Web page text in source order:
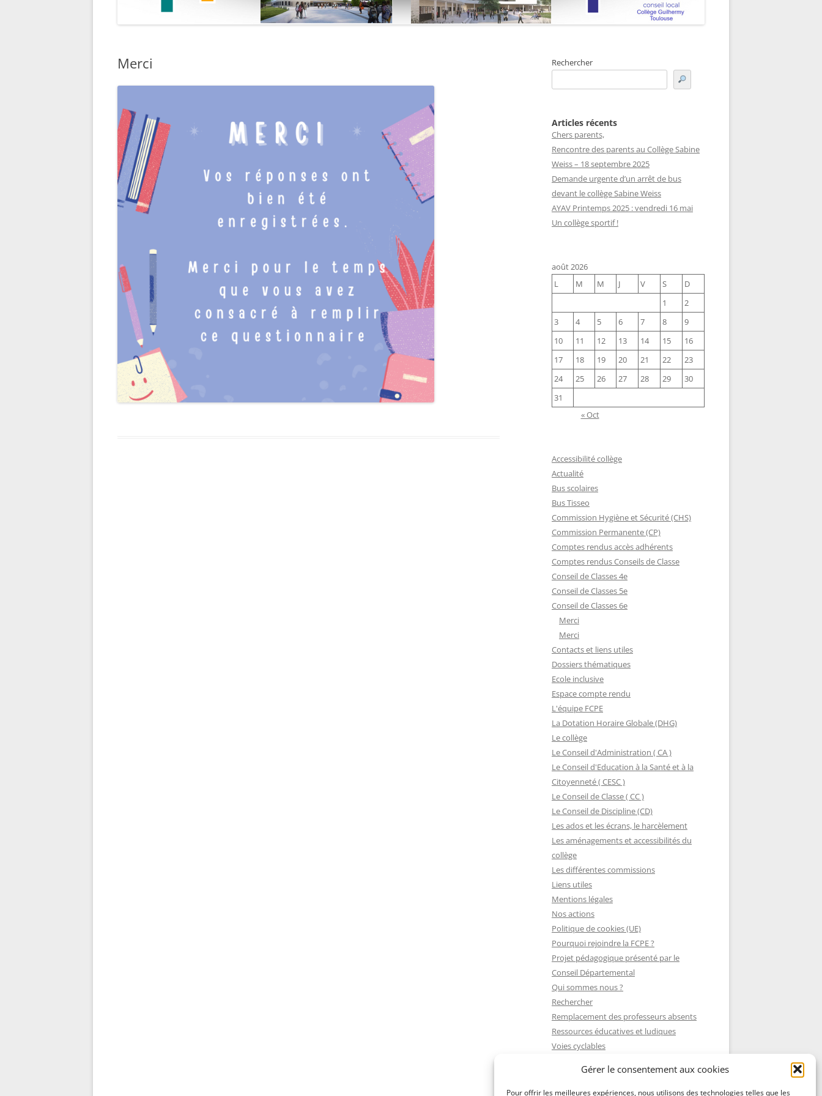
Gérer le consentement aux cookies
Pour offrir les meilleures expériences, nous utilisons des technologies telles que les
LE CONSEIL DE DISCIPLINE (CD)
BUS TISSEO
LES AMÉNAGEMENTS ET ACCESSIBILITÉS
CONSEIL DE CLASSES 4E
Merci Rechercher
Articles récents
Chers parents,
Rencontre des parents au Collège Sabine
Weiss – 18 septembre 2025
Demande urgente d’un arrêt de bus
devant le collège Sabine Weiss
AYAV Printemps 2025 : vendredi 16 mai
Un collège sportif !
août 2026
L
M M J V S
D
1
2
3
4 5 6 7 8
9
10
11 12 13 14 15
16
17
18 19 20 21 22
23
24
25 26 27 28 29
30
31
« Oct
Accessibilité collège
Actualité
Bus scolaires
Bus Tisseo
Commission Hygiène et Sécurité (CHS)
Commission Permanente (CP)
Comptes rendus accès adhérents
Comptes rendus Conseils de Classe
Conseil de Classes 4e
Conseil de Classes 5e
Conseil de Classes 6e
Merci
Merci
Contacts et liens utiles
Dossiers thématiques
Ecole inclusive
Espace compte rendu
L'équipe FCPE
La Dotation Horaire Globale (DHG)
Le collège
Le Conseil d'Administration ( CA )
Le Conseil d'Education à la Santé et à la
Citoyenneté ( CESC )
Le Conseil de Classe ( CC )
Le Conseil de Discipline (CD)
Les ados et les écrans, le harcèlement
Les aménagements et accessibilités du
collège
Les différentes commissions
Liens utiles
Mentions légales
Nos actions
Politique de cookies (UE)
Pourquoi rejoindre la FCPE ?
Projet pédagogique présenté par le
Conseil Départemental
Qui sommes nous ?
Rechercher
Remplacement des professeurs absents
Ressources éducatives et ludiques
Voies cyclables
d’année !
Nous contacter